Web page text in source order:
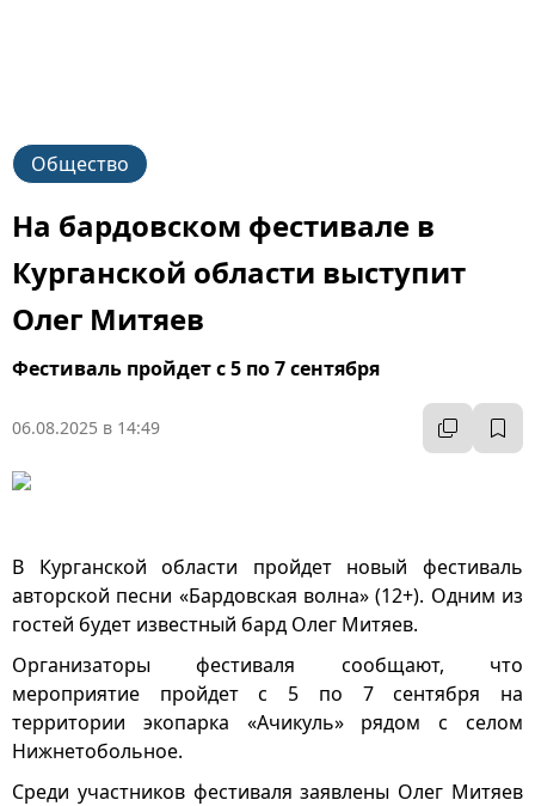
Общество
На бардовском фестивале в
Курганской области выступит
Олег Митяев
Фестиваль пройдет с 5 по 7 сентября
06.08.2025 в 14:49
В Курганской области пройдет новый фестиваль
авторской песни «Бардовская волна» (12+). Одним из
гостей будет известный бард Олег Митяев.
Организаторы фестиваля сообщают, что
мероприятие пройдет с 5 по 7 сентября на
территории экопарка «Ачикуль» рядом с селом
Нижнетобольное.
Среди участников фестиваля заявлены Олег Митяев